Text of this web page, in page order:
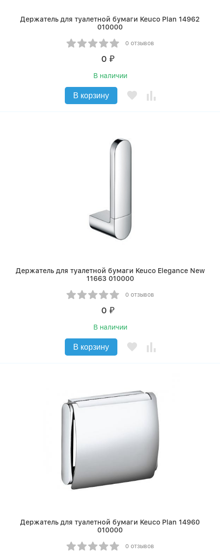
Держатель для туалетной бумаги Keuco Plan 14962
010000
0 отзывов
0 ₽
В наличии
В корзину
Держатель для туалетной бумаги Keuco Elegance New
11663 010000
0 отзывов
0 ₽
В наличии
В корзину
Держатель для туалетной бумаги Keuco Plan 14960
010000
0 отзывов